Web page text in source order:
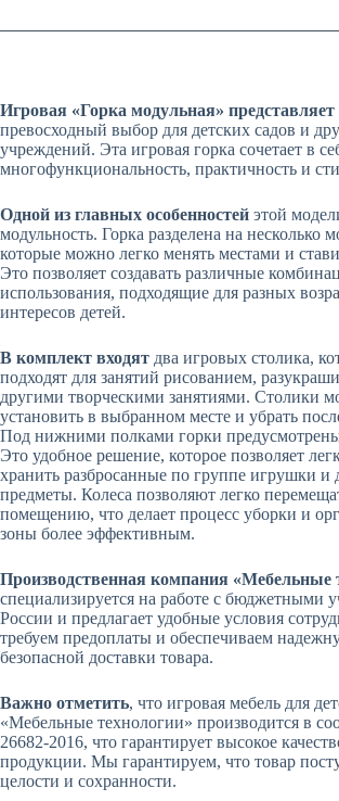
Игровая «Горка модульная» представляет
превосходный выбор для детских садов и
учреждений. Эта игровая горка сочетает в
многофункциональность, практичность и
Одной из главных особенностей этой
модульность. Горка разделена на несколько
которые можно легко менять местами и
Это позволяет создавать различные
использования, подходящие для разных
интересов детей.
В комплект входят два игровых столика,
подходят для занятий рисованием,
другими творческими занятиями. Столики
установить в выбранном месте и убрать
Под нижними полками горки
Это удобное решение, которое позволяет
хранить разбросанные по группе игрушки и
предметы. Колеса позволяют легко
помещению, что делает процесс уборки и
зоны более эффективным.
Производственная компания «Мебельные
специализируется на работе с бюджетными
России и предлагает удобные условия
требуем предоплаты и обеспечиваем
безопасной доставки товара.
Важно отметить, что игровая мебель для
«Мебельные технологии» производится в
26682-2016, что гарантирует высокое
продукции. Мы гарантируем, что товар
целости и сохранности.